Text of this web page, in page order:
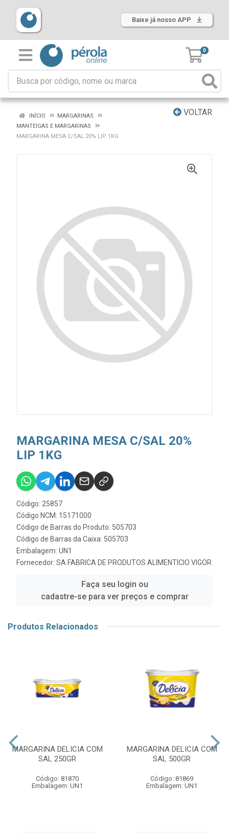
Baixe já nosso APP
0
VOLTAR
INÍCIO
MARGARINAS
MANTEIGAS E MARGARINAS
MARGARINA MESA C/SAL 20% LIP 1KG
MARGARINA MESA C/SAL 20%
LIP 1KG
Código: 25857
Código NCM: 15171000
Código de Barras do Produto: 505703
Código de Barras da Caixa: 505703
Embalagem: UN1
Fornecedor: SA FABRICA DE PRODUTOS ALIMENTICIO VIGOR
Faça seu login ou
cadastre-se para ver preços e comprar
Produtos Relacionados
MARGARINA DELICIA COM
SAL 250GR
Código: 81870
Embalagem: UN1
MARGARINA DELICIA COM
SAL 500GR
Código: 81869
Embalagem: UN1